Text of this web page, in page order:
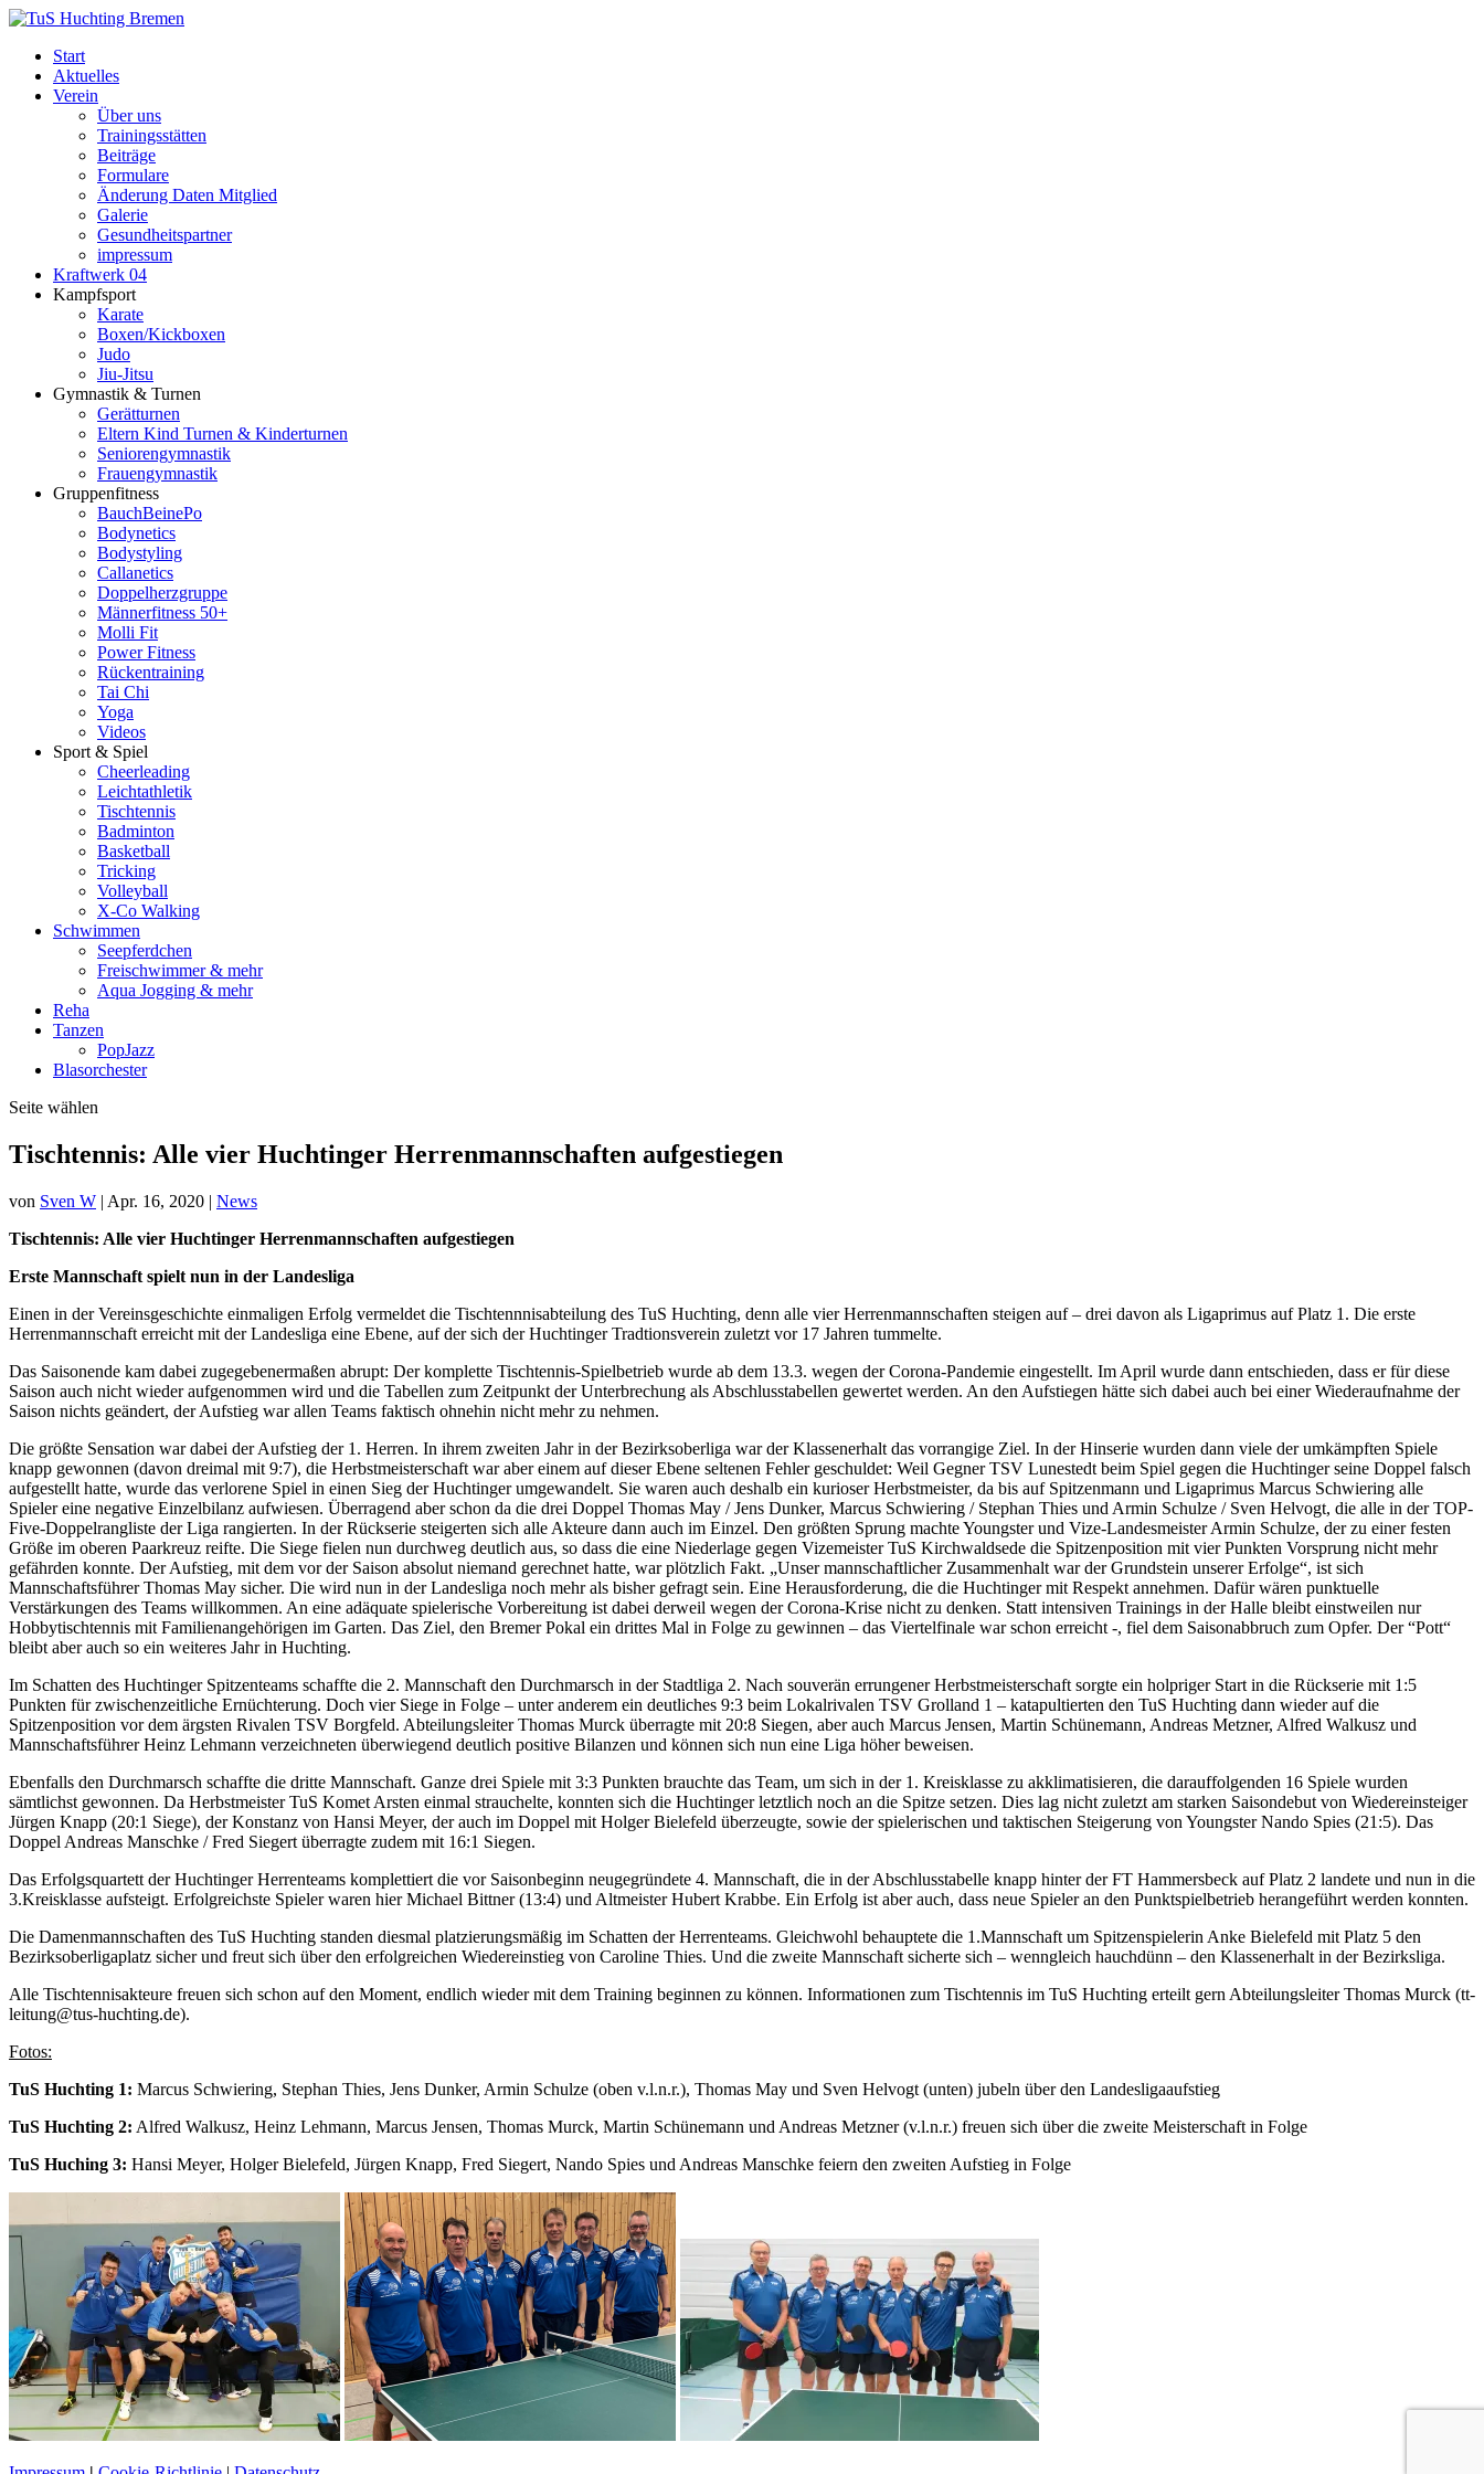
Start
Aktuelles
Verein
Über uns
Trainingsstätten
Beiträge
Formulare
Änderung Daten Mitglied
Galerie
Gesundheitspartner
impressum
Kraftwerk 04
Kampfsport
Karate
Boxen/Kickboxen
Judo
Jiu-Jitsu
Gymnastik & Turnen
Gerätturnen
Eltern Kind Turnen & Kinderturnen
Seniorengymnastik
Frauengymnastik
Gruppenfitness
BauchBeinePo
Bodynetics
Bodystyling
Callanetics
Doppelherzgruppe
Männerfitness 50+
Molli Fit
Power Fitness
Rückentraining
Tai Chi
Yoga
Videos
Sport & Spiel
Cheerleading
Leichtathletik
Tischtennis
Badminton
Basketball
Tricking
Volleyball
X-Co Walking
Schwimmen
Seepferdchen
Freischwimmer & mehr
Aqua Jogging & mehr
Reha
Tanzen
PopJazz
Blasorchester
Seite wählen
Tischtennis: Alle vier Huchtinger Herrenmannschaften aufgestiegen
von Sven W | Apr. 16, 2020 | News
Tischtennis: Alle vier Huchtinger Herrenmannschaften aufgestiegen
Erste Mannschaft spielt nun in der Landesliga
Einen in der Vereinsgeschichte einmaligen Erfolg vermeldet die Tischtennnisabteilung des TuS Huchting, denn alle vier Herrenmannschaften steigen auf – drei davon als Ligaprimus auf Platz 1. Die erste
Herrenmannschaft erreicht mit der Landesliga eine Ebene, auf der sich der Huchtinger Tradtionsverein zuletzt vor 17 Jahren tummelte.
Das Saisonende kam dabei zugegebenermaßen abrupt: Der komplette Tischtennis-Spielbetrieb wurde ab dem 13.3. wegen der Corona-Pandemie eingestellt. Im April wurde dann entschieden, dass er für diese
Saison auch nicht wieder aufgenommen wird und die Tabellen zum Zeitpunkt der Unterbrechung als Abschlusstabellen gewertet werden. An den Aufstiegen hätte sich dabei auch bei einer Wiederaufnahme der
Saison nichts geändert, der Aufstieg war allen Teams faktisch ohnehin nicht mehr zu nehmen.
Die größte Sensation war dabei der Aufstieg der 1. Herren. In ihrem zweiten Jahr in der Bezirksoberliga war der Klassenerhalt das vorrangige Ziel. In der Hinserie wurden dann viele der umkämpften Spiele
knapp gewonnen (davon dreimal mit 9:7), die Herbstmeisterschaft war aber einem auf dieser Ebene seltenen Fehler geschuldet: Weil Gegner TSV Lunestedt beim Spiel gegen die Huchtinger seine Doppel falsch
aufgestellt hatte, wurde das verlorene Spiel in einen Sieg der Huchtinger umgewandelt. Sie waren auch deshalb ein kurioser Herbstmeister, da bis auf Spitzenmann und Ligaprimus Marcus Schwiering alle
Spieler eine negative Einzelbilanz aufwiesen. Überragend aber schon da die drei Doppel Thomas May / Jens Dunker, Marcus Schwiering / Stephan Thies und Armin Schulze / Sven Helvogt, die alle in der TOP-
Five-Doppelrangliste der Liga rangierten. In der Rückserie steigerten sich alle Akteure dann auch im Einzel. Den größten Sprung machte Youngster und Vize-Landesmeister Armin Schulze, der zu einer festen
Größe im oberen Paarkreuz reifte. Die Siege fielen nun durchweg deutlich aus, so dass die eine Niederlage gegen Vizemeister TuS Kirchwaldsede die Spitzenposition mit vier Punkten Vorsprung nicht mehr
gefährden konnte. Der Aufstieg, mit dem vor der Saison absolut niemand gerechnet hatte, war plötzlich Fakt. „Unser mannschaftlicher Zusammenhalt war der Grundstein unserer Erfolge“, ist sich
Mannschaftsführer Thomas May sicher. Die wird nun in der Landesliga noch mehr als bisher gefragt sein. Eine Herausforderung, die die Huchtinger mit Respekt annehmen. Dafür wären punktuelle
Verstärkungen des Teams willkommen. An eine adäquate spielerische Vorbereitung ist dabei derweil wegen der Corona-Krise nicht zu denken. Statt intensiven Trainings in der Halle bleibt einstweilen nur
Hobbytischtennis mit Familienangehörigen im Garten. Das Ziel, den Bremer Pokal ein drittes Mal in Folge zu gewinnen – das Viertelfinale war schon erreicht -, fiel dem Saisonabbruch zum Opfer. Der “Pott“
bleibt aber auch so ein weiteres Jahr in Huchting.
Im Schatten des Huchtinger Spitzenteams schaffte die 2. Mannschaft den Durchmarsch in der Stadtliga 2. Nach souverän errungener Herbstmeisterschaft sorgte ein holpriger Start in die Rückserie mit 1:5
Punkten für zwischenzeitliche Ernüchterung. Doch vier Siege in Folge – unter anderem ein deutliches 9:3 beim Lokalrivalen TSV Grolland 1 – katapultierten den TuS Huchting dann wieder auf die
Spitzenposition vor dem ärgsten Rivalen TSV Borgfeld. Abteilungsleiter Thomas Murck überragte mit 20:8 Siegen, aber auch Marcus Jensen, Martin Schünemann, Andreas Metzner, Alfred Walkusz und
Mannschaftsführer Heinz Lehmann verzeichneten überwiegend deutlich positive Bilanzen und können sich nun eine Liga höher beweisen.
Ebenfalls den Durchmarsch schaffte die dritte Mannschaft. Ganze drei Spiele mit 3:3 Punkten brauchte das Team, um sich in der 1. Kreisklasse zu akklimatisieren, die darauffolgenden 16 Spiele wurden
sämtlichst gewonnen. Da Herbstmeister TuS Komet Arsten einmal strauchelte, konnten sich die Huchtinger letztlich noch an die Spitze setzen. Dies lag nicht zuletzt am starken Saisondebut von Wiedereinsteiger
Jürgen Knapp (20:1 Siege), der Konstanz von Hansi Meyer, der auch im Doppel mit Holger Bielefeld überzeugte, sowie der spielerischen und taktischen Steigerung von Youngster Nando Spies (21:5). Das
Doppel Andreas Manschke / Fred Siegert überragte zudem mit 16:1 Siegen.
Das Erfolgsquartett der Huchtinger Herrenteams komplettiert die vor Saisonbeginn neugegründete 4. Mannschaft, die in der Abschlusstabelle knapp hinter der FT Hammersbeck auf Platz 2 landete und nun in die
3.Kreisklasse aufsteigt. Erfolgreichste Spieler waren hier Michael Bittner (13:4) und Altmeister Hubert Krabbe. Ein Erfolg ist aber auch, dass neue Spieler an den Punktspielbetrieb herangeführt werden konnten.
Die Damenmannschaften des TuS Huchting standen diesmal platzierungsmäßig im Schatten der Herrenteams. Gleichwohl behauptete die 1.Mannschaft um Spitzenspielerin Anke Bielefeld mit Platz 5 den
Bezirksoberligaplatz sicher und freut sich über den erfolgreichen Wiedereinstieg von Caroline Thies. Und die zweite Mannschaft sicherte sich – wenngleich hauchdünn – den Klassenerhalt in der Bezirksliga.
Alle Tischtennisakteure freuen sich schon auf den Moment, endlich wieder mit dem Training beginnen zu können. Informationen zum Tischtennis im TuS Huchting erteilt gern Abteilungsleiter Thomas Murck (tt-
leitung@tus-huchting.de).
Fotos:
TuS Huchting 1: Marcus Schwiering, Stephan Thies, Jens Dunker, Armin Schulze (oben v.l.n.r.), Thomas May und Sven Helvogt (unten) jubeln über den Landesligaaufstieg
TuS Huchting 2: Alfred Walkusz, Heinz Lehmann, Marcus Jensen, Thomas Murck, Martin Schünemann und Andreas Metzner (v.l.n.r.) freuen sich über die zweite Meisterschaft in Folge
TuS Huching 3: Hansi Meyer, Holger Bielefeld, Jürgen Knapp, Fred Siegert, Nando Spies und Andreas Manschke feiern den zweiten Aufstieg in Folge